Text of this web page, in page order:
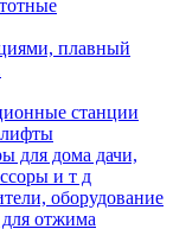
плавный
станции
для дома дачи,
и т д
оборудование
отжима